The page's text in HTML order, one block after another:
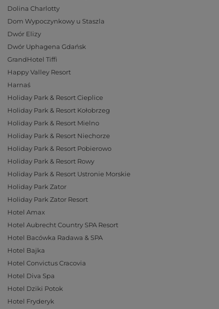
Dolina Charlotty
Dom Wypoczynkowy u Staszla
Dwór Elizy
Dwór Uphagena Gdańsk
GrandHotel Tiffi
Happy Valley Resort
Harnaś
Holiday Park & Resort Cieplice
Holiday Park & Resort Kołobrzeg
Holiday Park & Resort Mielno
Holiday Park & Resort Niechorze
Holiday Park & Resort Pobierowo
Holiday Park & Resort Rowy
Holiday Park & Resort Ustronie Morskie
Holiday Park Zator
Holiday Park Zator Resort
Hotel Amax
Hotel Aubrecht Country SPA Resort
Hotel Bacówka Radawa & SPA
Hotel Bajka
Hotel Convictus Cracovia
Hotel Diva Spa
Hotel Dziki Potok
Hotel Fryderyk